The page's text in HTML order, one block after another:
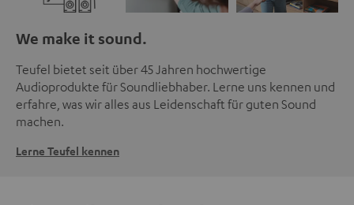
We make it sound.
Teufel bietet seit über 45 Jahren hochwertige
Audioprodukte für Soundliebhaber. Lerne uns kennen und
erfahre, was wir alles aus Leidenschaft für guten Sound
machen.
Lerne Teufel kennen